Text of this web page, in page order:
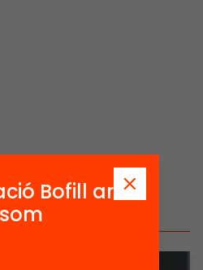
/
Bofill ara
som